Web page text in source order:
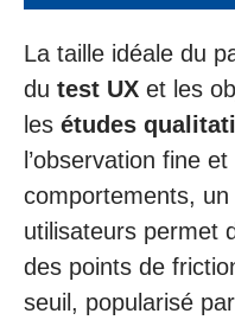
La taille idéale du
du test UX et les
les études
l’observation fine
comportements,
utilisateurs permet
des points de
seuil, popularisé